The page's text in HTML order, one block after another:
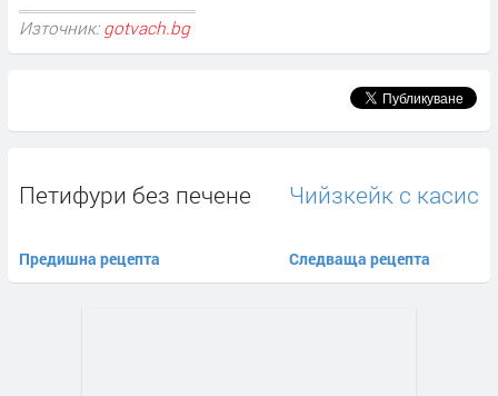
Източник: gotvach.bg
Петифури без печене
Предишна рецепта
Чийзкейк с касис
Следваща рецепта